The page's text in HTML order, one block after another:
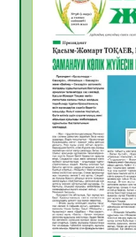
06.08.2026
Көкжөтел
06.08.2026
АПВ
06.08.2026
Open Air: